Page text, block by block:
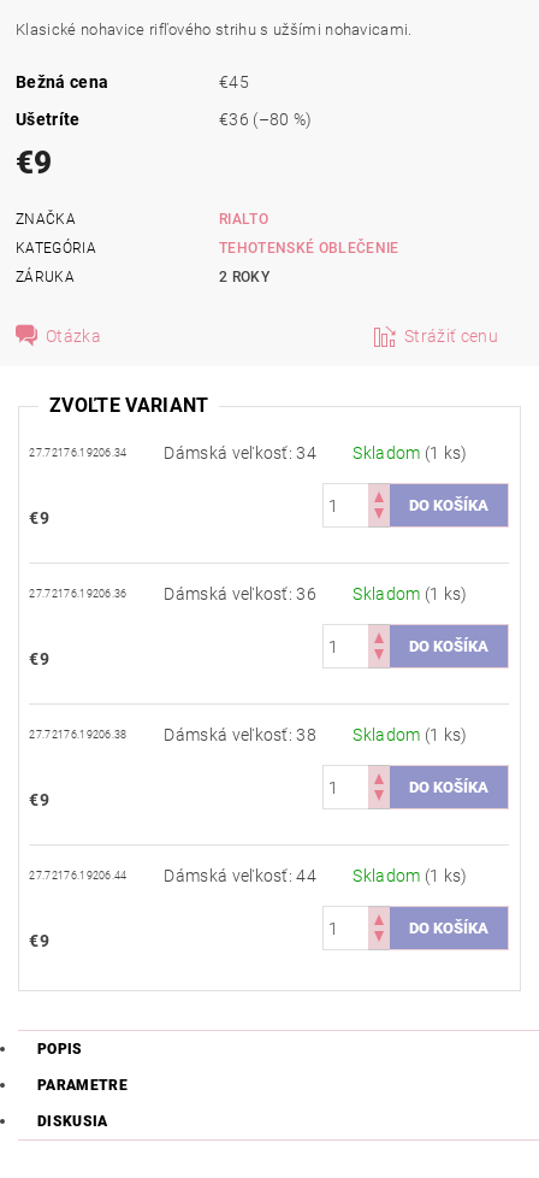
Klasické nohavice rifľového strihu s užšími nohavicami
Bežná cena
€45
Ušetríte
€36 (–80 %)
€9
ZNAČKA
RIALTO
KATEGÓRIA
TEHOTENSKÉ OBLEČENIE
ZÁRUKA
2 ROKY
Otázka Strážiť cenu
ZVOĽTE VARIANT
27.72176.19206.34 Dámská veľkosť: 34 Skladom (1 ks)
€9
27.72176.19206.36 Dámská veľkosť: 36 Skladom (1 ks)
€9
27.72176.19206.38 Dámská veľkosť: 38 Skladom (1 ks)
€9
27.72176.19206.44 Dámská veľkosť: 44 Skladom (1 ks)
€9
POPIS
PARAMETRE
DISKUSIA